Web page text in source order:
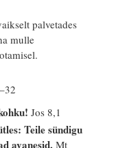
palvetades
mulle
Jos 8,1
Teile sündigu
avanesid.Mt